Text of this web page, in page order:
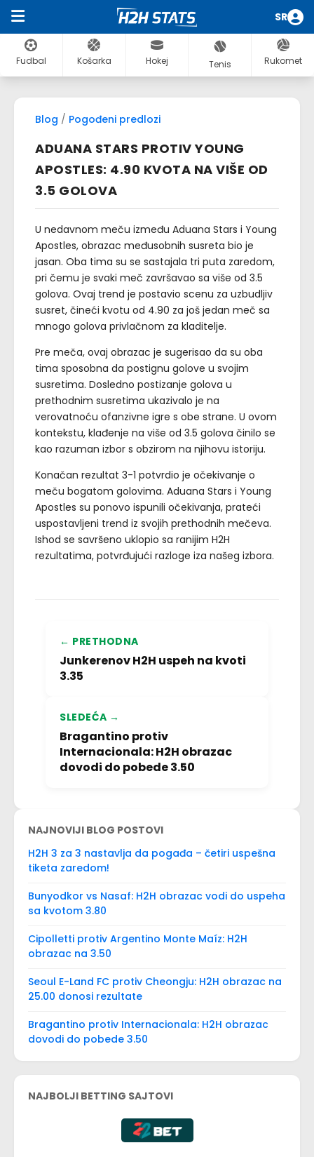
SR
Fudbal Košarka Hokej Tenis Rukomet
Blog / Pogođeni predlozi
ADUANA STARS PROTIV YOUNG
APOSTLES: 4.90 KVOTA NA VIŠE OD
3.5 GOLOVA
U nedavnom meču između Aduana Stars i Young
Apostles, obrazac međusobnih susreta bio je
jasan. Oba tima su se sastajala tri puta zaredom,
pri čemu je svaki meč završavao sa više od 3.5
golova. Ovaj trend je postavio scenu za uzbudljiv
susret, čineći kvotu od 4.90 za još jedan meč sa
mnogo golova privlačnom za kladitelje.
Pre meča, ovaj obrazac je sugerisao da su oba
tima sposobna da postignu golove u svojim
susretima. Dosledno postizanje golova u
prethodnim susretima ukazivalo je na
verovatnoću ofanzivne igre s obe strane. U ovom
kontekstu, klađenje na više od 3.5 golova činilo se
kao razuman izbor s obzirom na njihovu istoriju.
Konačan rezultat 3-1 potvrdio je očekivanje o
meču bogatom golovima. Aduana Stars i Young
Apostles su ponovo ispunili očekivanja, prateći
uspostavljeni trend iz svojih prethodnih mečeva.
Ishod se savršeno uklopio sa ranijim H2H
rezultatima, potvrđujući razloge iza našeg izbora.
← PRETHODNA
Junkerenov H2H uspeh na kvoti
3.35
SLEDEĆA →
Bragantino protiv
Internacionala: H2H obrazac
dovodi do pobede 3.50
NAJNOVIJI BLOG POSTOVI
H2H 3 za 3 nastavlja da pogađa – četiri uspešna
tiketa zaredom!
Bunyodkor vs Nasaf: H2H obrazac vodi do uspeha
sa kvotom 3.80
Cipolletti protiv Argentino Monte Maíz: H2H
obrazac na 3.50
Seoul E-Land FC protiv Cheongju: H2H obrazac na
25.00 donosi rezultate
Bragantino protiv Internacionala: H2H obrazac
dovodi do pobede 3.50
NAJBOLJI BETTING SAJTOVI